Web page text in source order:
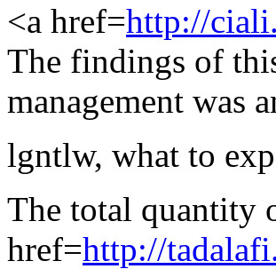
<a href=http://
The findings of
management was
lgntlw, what to
The total quantity
href=http://